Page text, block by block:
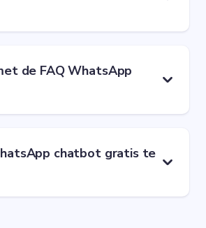
de FAQ WhatsApp
chatbot gratis te